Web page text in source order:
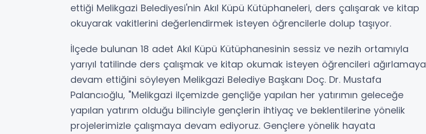
ettiği Melikgazi Belediyesi'nin Akıl Küpü Kütüphaneleri, ders çalışarak ve kitap
okuyarak vakitlerini değerlendirmek isteyen öğrencilerle dolup taşıyor.
İlçede bulunan 18 adet Akıl Küpü Kütüphanesinin sessiz ve nezih ortamıyla
yarıyıl tatilinde ders çalışmak ve kitap okumak isteyen öğrencileri ağırlamaya
devam ettiğini söyleyen Melikgazi Belediye Başkanı Doç. Dr. Mustafa
Palancıoğlu, "Melikgazi ilçemizde gençliğe yapılan her yatırımın geleceğe
yapılan yatırım olduğu bilinciyle gençlerin ihtiyaç ve beklentilerine yönelik
projelerimizle çalışmaya devam ediyoruz. Gençlere yönelik hayata